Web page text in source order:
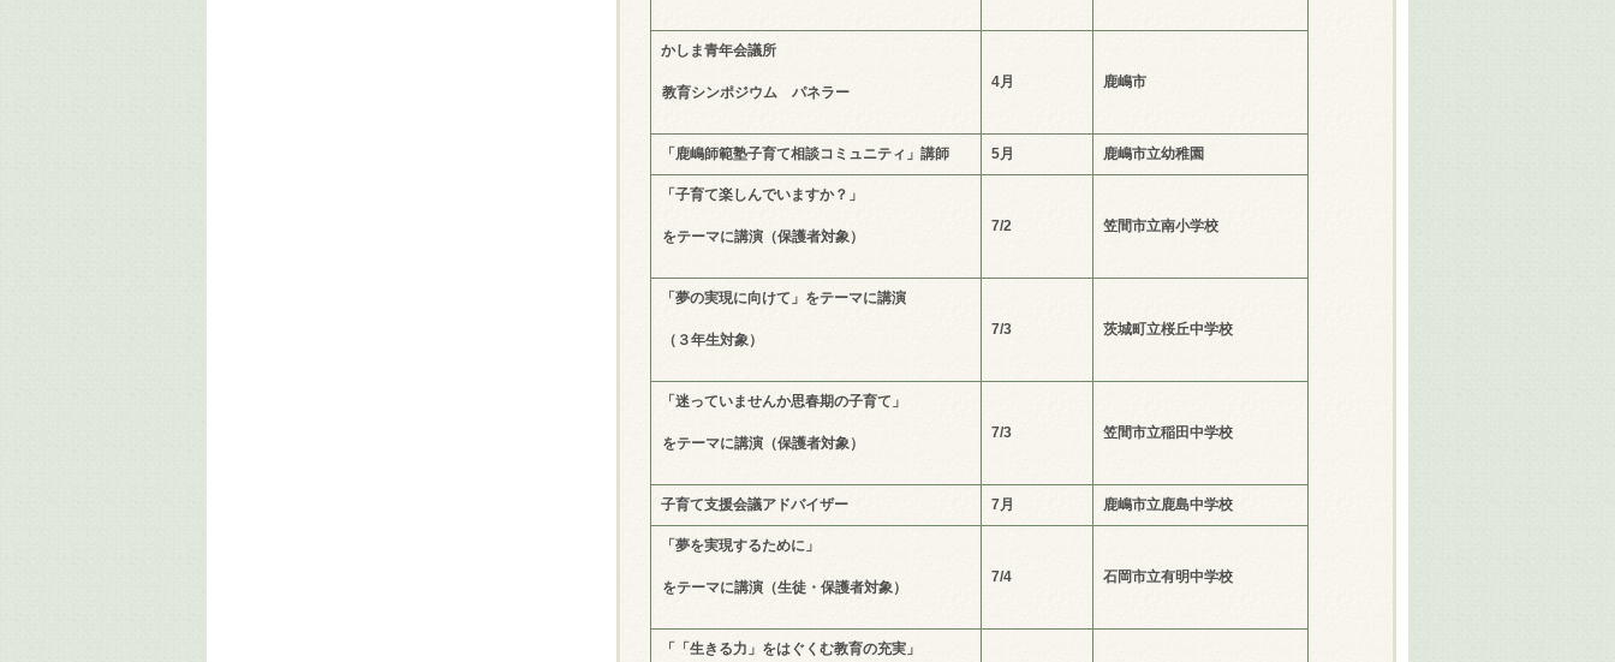
かしま青年会議所
教育シンポジウム パネラー
4月 鹿嶋市
「鹿嶋師範塾子育て相談コミュニティ」講師 5月 鹿嶋市立幼稚園
「子育て楽しんでいますか？」
をテーマに講演（保護者対象）
7/2 笠間市立南小学校
「夢の実現に向けて」をテーマに講演
（３年生対象）
7/3 茨城町立桜丘中学校
「迷っていませんか思春期の子育て」
をテーマに講演（保護者対象）
7/3 笠間市立稲田中学校
子育て支援会議アドバイザー 7月 鹿嶋市立鹿島中学校
「夢を実現するために」
をテーマに講演（生徒・保護者対象）
7/4 石岡市立有明中学校
「「生きる力」をはぐくむ教育の充実」